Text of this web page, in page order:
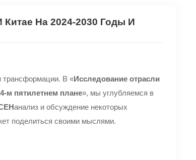
На 2024-2030 Годы И
трансформации. В «Исследование отрасли
м пятилетнем плане», мы углубляемся в
анализ и обсуждение некоторых
поделиться своими мыслями.